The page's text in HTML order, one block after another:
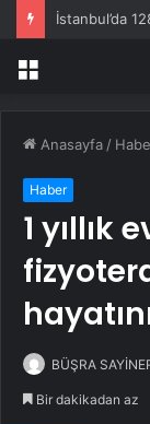
İstanbul’da
Menü
Anasayfa /
Haber
1 yıllık
BÜŞRA
Bir dakikadan az